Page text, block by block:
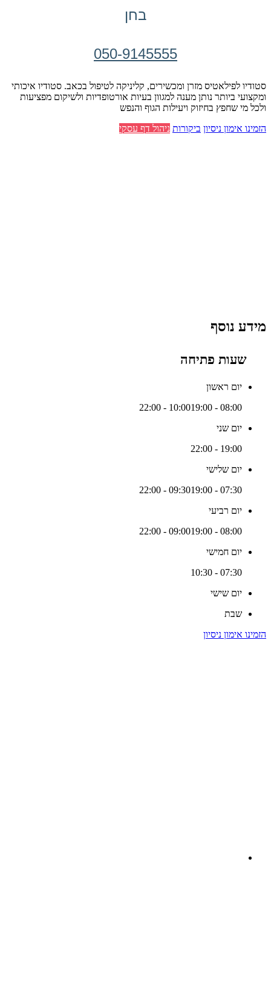
בחן
050-9145555
סטודיו לפילאטיס מזרן ומכשירים, קליניקה לטיפול בכאב. סטודיו איכותי
ומקצועי ביותר נותן מענה למגוון בעיות אורטופדיות ולשיקום מפציעות
ולכל מי שחפץ בחיזוק ויעילות הגוף והנפש
הזמינו אימון ניסיון ביקורות ניהול דף עסקי
מידע נוסף
שעות פתיחה
יום ראשון
08:00 - 10:00
19:00 - 22:00
יום שני
19:00 - 22:00
יום שלישי
07:30 - 09:30
19:00 - 22:00
יום רביעי
08:00 - 09:00
19:00 - 22:00
יום חמישי
07:30 - 10:30
יום שישי
שבת
הזמינו אימון ניסיון